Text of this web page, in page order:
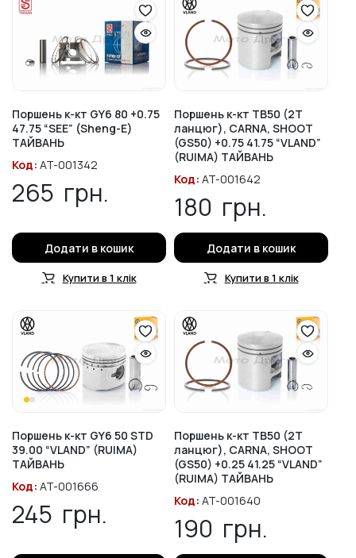
Поршень к-кт GY6 80 +0.75
47.75 “SEE” (Sheng-E)
ТАЙВАНЬ
Код: AT-001342
265 грн.
Додати в кошик
Купити в 1 клік
Поршень к-кт TB50 (2T
ланцюг), CARNA, SHOOT
(GS50) +0.75 41.75 “VLAND”
(RUIMA) ТАЙВАНЬ
Код: AT-001642
180 грн.
Додати в кошик
Купити в 1 клік
Поршень к-кт GY6 50 STD
39.00 “VLAND” (RUIMA)
ТАЙВАНЬ
Код: AT-001666
245 грн.
Поршень к-кт TB50 (2T
ланцюг), CARNA, SHOOT
(GS50) +0.25 41.25 “VLAND”
(RUIMA) ТАЙВАНЬ
Код: AT-001640
190 грн.